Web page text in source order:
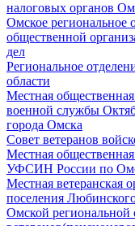
налоговых органов
Омское региональное
общественной
дел
Региональное
области
Местная
военной службы
города Омска
Совет ветеранов
Местная
УФСИН России по
Местная ветеранская
поселения
Омской региональной